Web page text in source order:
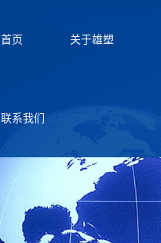
首页 关于雄塑
联系我们